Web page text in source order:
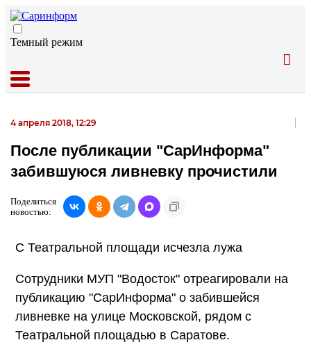
Темный режим
4 апреля 2018, 12:29
После публикации "СарИнформа"
забившуюся ливневку прочистили
Поделиться
новостью:
С Театральной площади исчезла лужа
Сотрудники МУП "Водосток" отреагировали на
публикацию "СарИнформа" о забившейся
ливневке на улице Московской, рядом с
Театральной площадью в Саратове.